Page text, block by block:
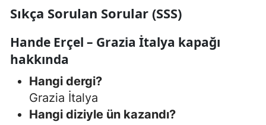
Sıkça Sorulan Sorular (SSS)
Hande Erçel – Grazia İtalya kapağı
hakkında
Hangi dergi?
Grazia İtalya
Hangi diziyle ün kazandı?